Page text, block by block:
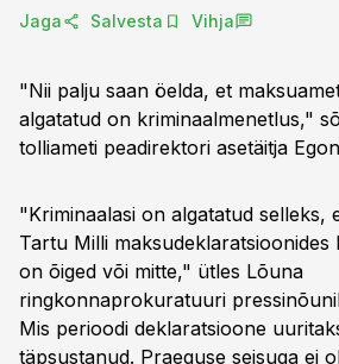
Jaga Salvesta Vihja
"Nii palju saan öelda, et
algatatud on kriminaalmenetlus,"
tolliameti peadirektori asetäitja
"Kriminaalasi on algatatud selleks,
Tartu Milli maksudeklaratsioonides
on õiged või mitte," ütles Lõuna
ringkonnaprokuratuuri
Mis perioodi deklaratsioone
täpsustanud. Praeguse seisuga ei